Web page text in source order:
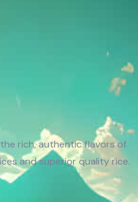
rich, authentic flavors of
and superior quality rice.